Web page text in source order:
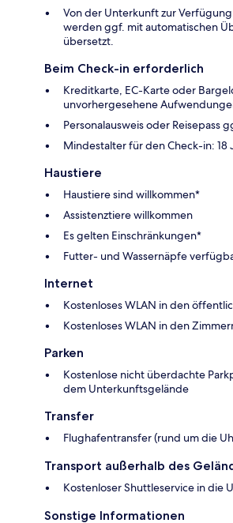
Von der Unterkunft zur
werden ggf. mit automatischen
übersetzt.
Beim Check-in erforderlich
Kreditkarte, EC-Karte oder
unvorhergesehene
Personalausweis oder Reisepass
Mindestalter für den Check-in: 18
Haustiere
Haustiere sind willkommen*
Assistenztiere willkommen
Es gelten Einschränkungen*
Futter- und Wassernäpfe
Internet
Kostenloses WLAN in den
Kostenloses WLAN in den
Parken
Kostenlose nicht überdachte
dem Unterkunftsgelände
Transfer
Flughafentransfer (rund um die
Transport außerhalb des
Kostenloser Shuttleservice in die
Sonstige Informationen